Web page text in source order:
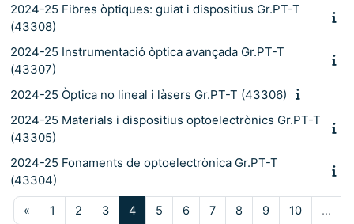
2024-25 Fibres òptiques: guiat i dispositius Gr.PT-T
(43308)
2024-25 Instrumentació òptica avançada Gr.PT-T
(43307)
2024-25 Òptica no lineal i làsers Gr.PT-T (43306)
2024-25 Materials i dispositius optoelectrònics Gr.PT-T
(43305)
2024-25 Fonaments de optoelectrònica Gr.PT-T
(43304)
«Pàgina anterior
1 Pàgina 1
2Pàgina 2
3Pàgina 3
4Pàgina 4
5Pàgina 5
6Pàgina 6
7Pàgina 7
8Pàgina 8
9Pàgina 9
10Pàgina 10
…